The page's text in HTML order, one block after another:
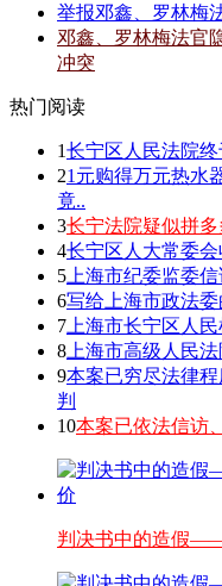
举报邓鑫、罗林梅
邓鑫、罗林梅法官
冲突
热门阅读
1长宁区人民法院
21元购得万元热水
竟..
3长宁法院疑似拼
4长宁区人大常委
5 上海市纪委监委
6写给上海市政法
7 上海市长宁区人
8 上海市高级人民
9本案已穷尽法律
判
10本案已依法信访
判决书中的造假